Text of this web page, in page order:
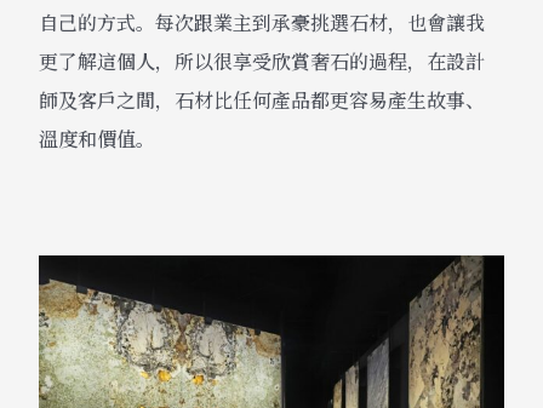
自己的方式。每次跟業主到承豪挑選石材，也會讓我
更了解這個人，所以很享受欣賞奢石的過程，在設計
師及客戶之間，石材比任何產品都更容易產生故事、
溫度和價值。